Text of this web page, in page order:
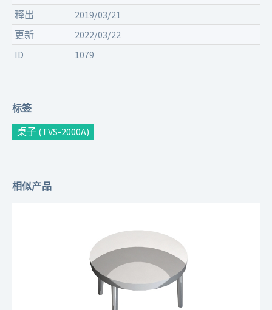
释出
2019/03/21
更新
2022/03/22
ID
1079
标签
桌子 (TVS-2000A)
相似产品